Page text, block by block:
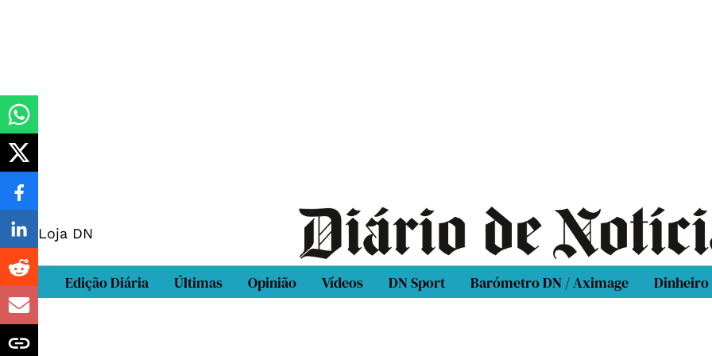
Loja DN
Edição Diária Últimas Opinião Vídeos DN Sport Barómetro DN / Aximage Dinheiro